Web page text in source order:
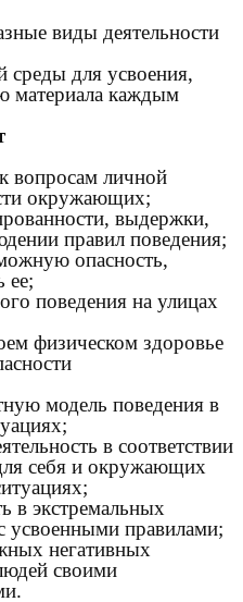
виды деятельности
среды для усвоения,
материала каждым
вопросам личной
окружающих;
выдержки,
правил поведения;
опасность,
ее;
поведения на улицах
физическом здоровье
модель поведения в
в соответствии
себя и окружающих
в экстремальных
усвоенными правилами;
негативных
своими